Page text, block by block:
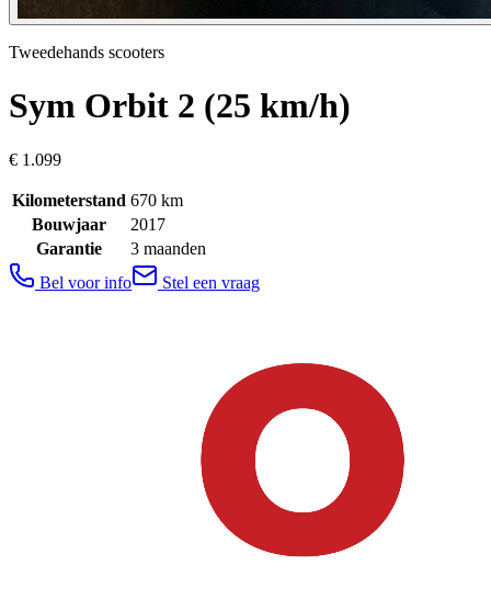
Tweedehands scooters
Sym Orbit 2 (25 km/h)
€ 1.099
Kilometerstand 670 km
Bouwjaar
2017
Garantie
3 maanden
Bel voor info
Stel een vraag